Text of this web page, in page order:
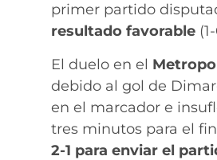
primer partido
resultado favorable
El duelo en el
debido al gol de
en el marcador e
tres minutos para el
2-1 para enviar el